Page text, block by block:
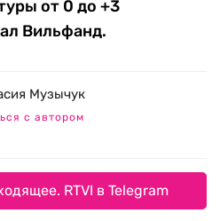
от 0 до +3
Вильфанд.
Музычук
с автором
RTVI в Telegram